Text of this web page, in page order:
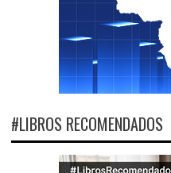
#LIBROS RECOMENDADOS